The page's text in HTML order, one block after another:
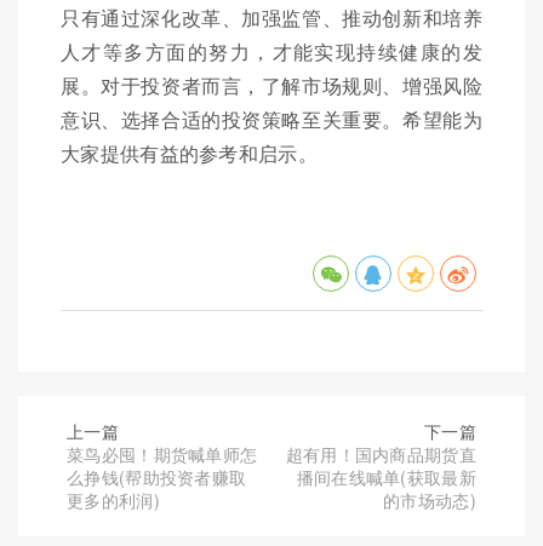
只有通过深化改革、加强监管、推动创新和培养
人才等多方面的努力，才能实现持续健康的发
展。对于投资者而言，了解市场规则、增强风险
意识、选择合适的投资策略至关重要。希望能为
大家提供有益的参考和启示。
上一篇
菜鸟必囤！期货喊单师怎
么挣钱(帮助投资者赚取
更多的利润)
下一篇
超有用！国内商品期货直
播间在线喊单(获取最新
的市场动态)